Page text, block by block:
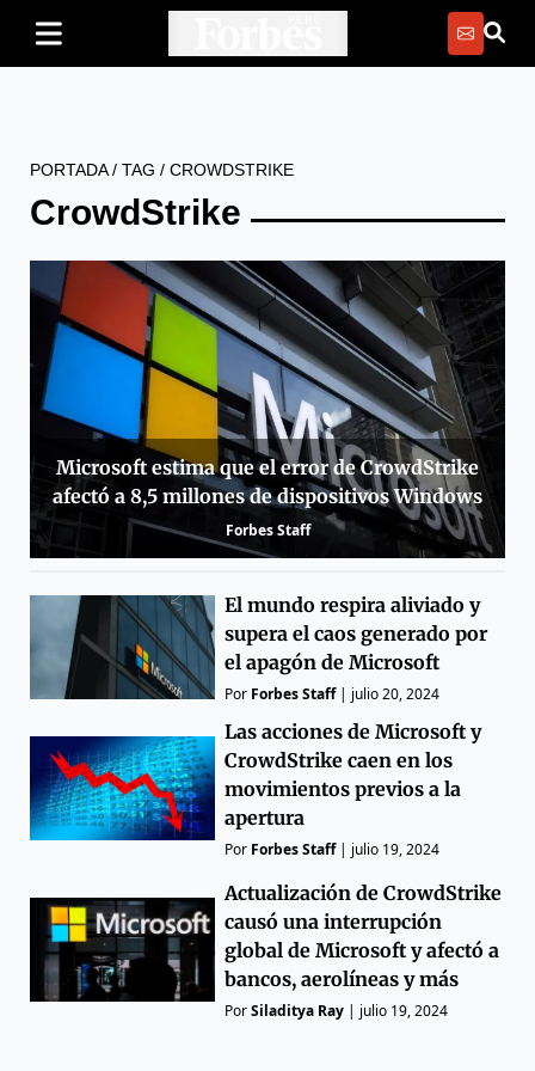
PORTADA/ TAG / CROWDSTRIKE
CrowdStrike
Microsoft estima que el error de CrowdStrike
afectó a 8,5 millones de dispositivos Windows
Forbes Staff
El mundo respira aliviado y
supera el caos generado por
el apagón de Microsoft
Por Forbes Staff| julio 20, 2024
Las acciones de Microsoft y
CrowdStrike caen en los
movimientos previos a la
apertura
Por Forbes Staff| julio 19, 2024
Actualización de CrowdStrike
causó una interrupción
global de Microsoft y afectó a
bancos, aerolíneas y más
PorSiladitya Ray | julio 19, 2024